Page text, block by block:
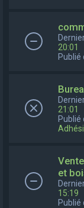
20:01
Publié
21:01
Publié
et
15:19
Publié